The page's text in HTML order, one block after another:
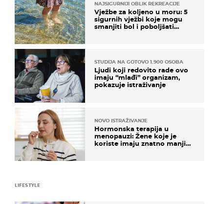
NAJSIGURNIJI OBLIK REKREACIJE
Vježbe za koljeno u moru: 5
sigurnih vježbi koje mogu
smanjiti bol i poboljšati
STUDIJA NA GOTOVO 1.900 OSOBA
Ljudi koji redovito rade ovo
imaju “mlađi” organizam,
pokazuje istraživanje
NOVO ISTRAŽIVANJE
Hormonska terapija u
menopauzi: Žene koje je
koriste imaju znatno manji
LIFESTYLE